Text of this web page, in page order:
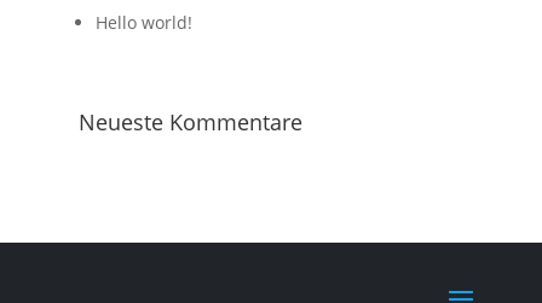
Hello world!
Neueste Kommentare